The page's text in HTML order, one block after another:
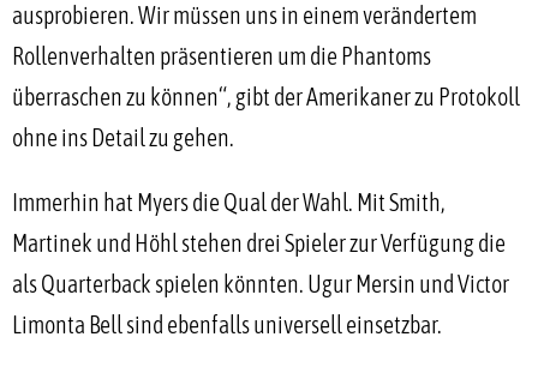
ausprobieren. Wir müssen uns in einem verändertem
Rollenverhalten präsentieren um die Phantoms
überraschen zu können“, gibt der Amerikaner zu Protokoll
ohne ins Detail zu gehen.
Immerhin hat Myers die Qual der Wahl. Mit Smith,
Martinek und Höhl stehen drei Spieler zur Verfügung die
als Quarterback spielen könnten. Ugur Mersin und Victor
Limonta Bell sind ebenfalls universell einsetzbar.